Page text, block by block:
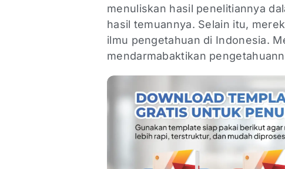
menuliskan hasil penelitiannya
hasil temuannya. Selain itu,
ilmu pengetahuan di Indonesia.
mendarmabaktikan